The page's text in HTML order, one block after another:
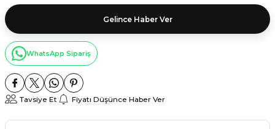
Gelince Haber Ver
WhatsApp Sipariş
Tavsiye Et Fiyatı Düşünce Haber Ver